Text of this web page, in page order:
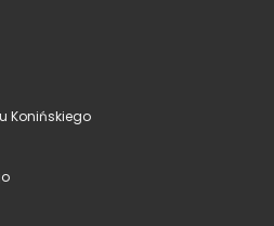
Konińskiego